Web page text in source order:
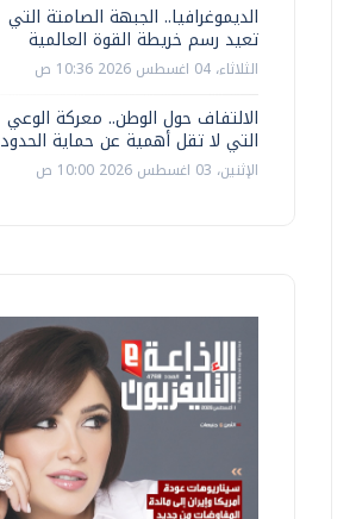
الديموغرافيا.. الجبهة الصامتة التي
تعيد رسم خريطة القوة العالمية
الثلاثاء، 04 اغسطس 2026 10:36 ص
الالتفاف حول الوطن.. معركة الوعي
التي لا تقل أهمية عن حماية الحدود
الإثنين، 03 اغسطس 2026 10:00 ص